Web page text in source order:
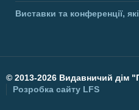
Виставки та конференції,
© 2013-2026 Видавничий дім
Розробка сайту LFS